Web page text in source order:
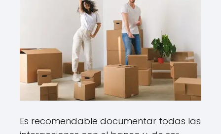
Es recomendable documentar todas las